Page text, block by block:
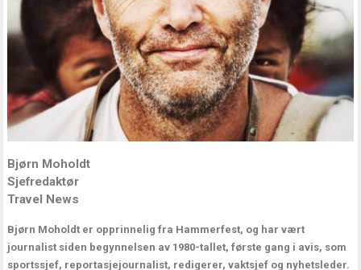
Bjørn Moholdt
Sjefredaktør
Travel News
Bjørn Moholdt er opprinnelig fra Hammerfest, og har vært
journalist siden begynnelsen av 1980-tallet, første gang i avis, som
sportssjef, reportasjejournalist, redigerer, vaktsjef og nyhetsleder.